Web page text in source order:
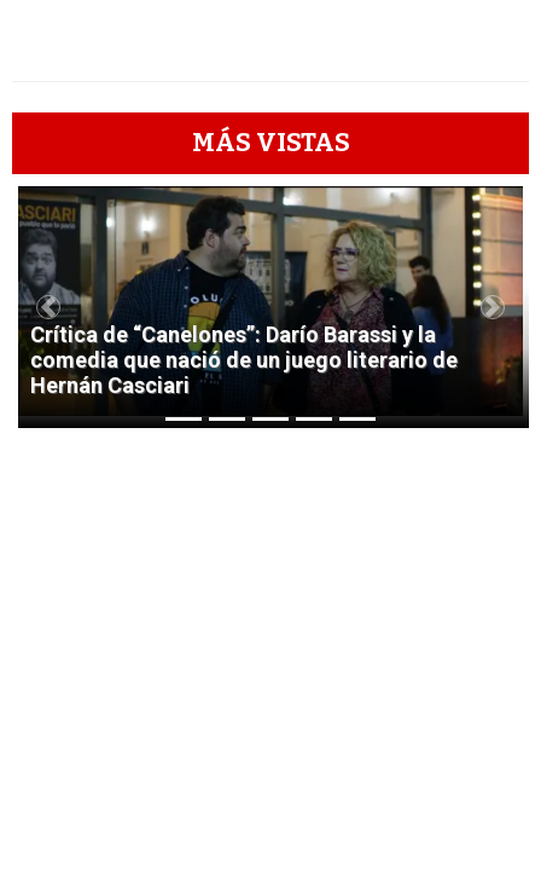
MÁS VISTAS
1
Crítica de “Canelones”: Darío Barassi y la
comedia que nació de un juego literario de
Hernán Casciari
Previous Next